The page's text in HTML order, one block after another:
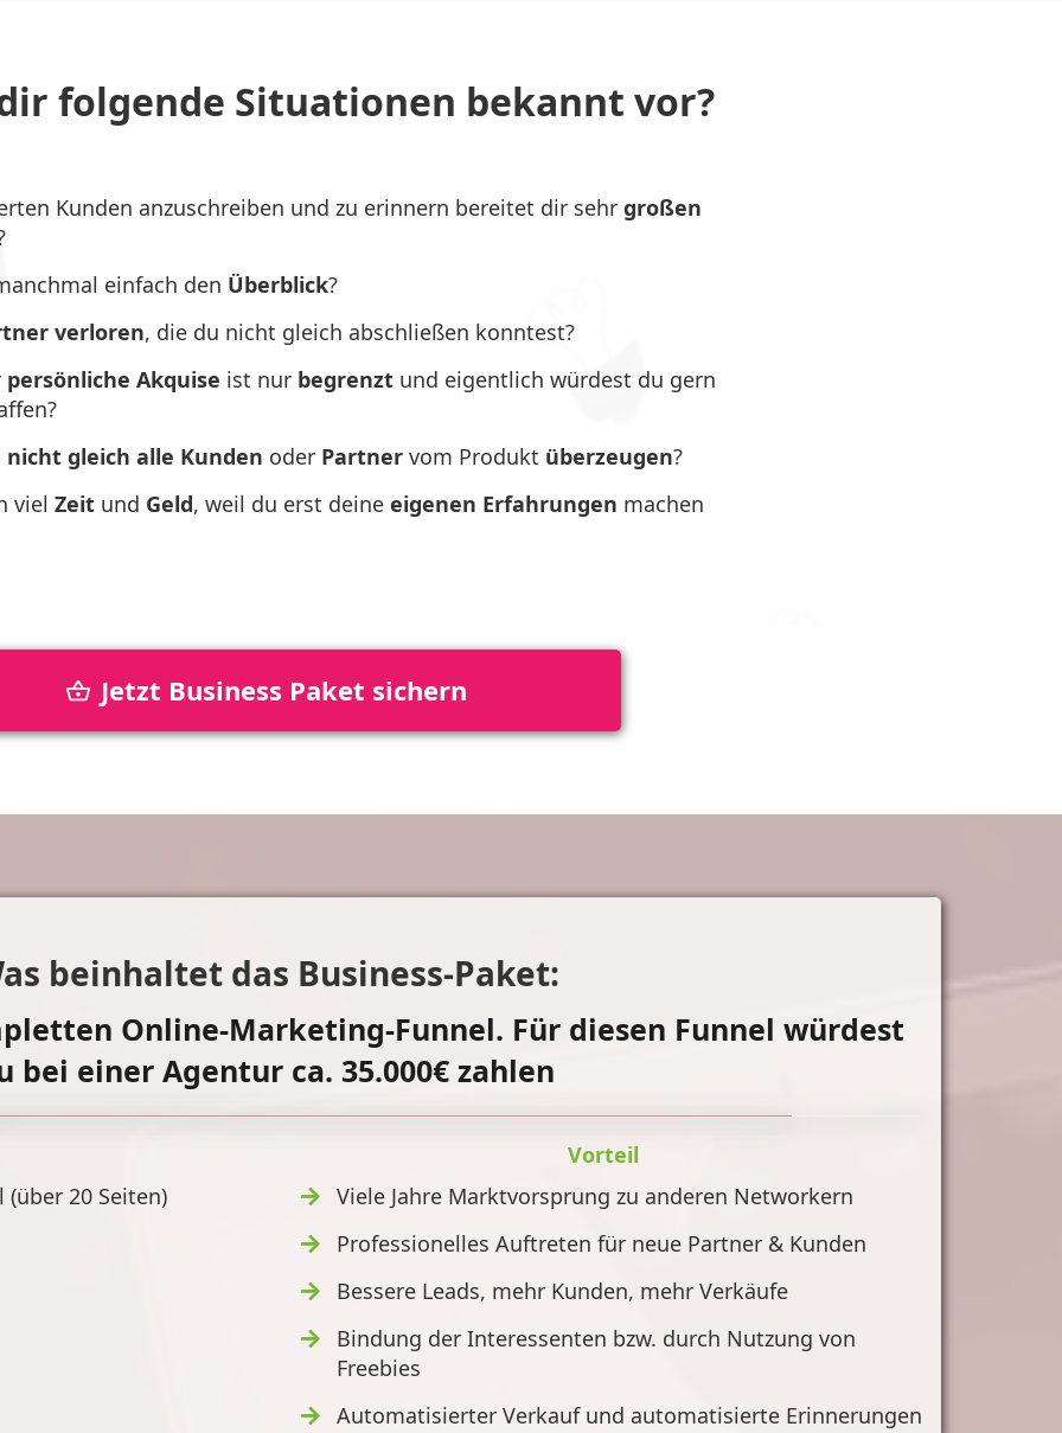
folgende Situationen bekannt vor?
Kunden anzuschreiben und zu erinnern bereitet dir sehr großen
einfach den Überblick?
verloren, die du nicht gleich abschließen konntest?
persönliche Akquise ist nur begrenzt und eigentlich würdest du gern
nicht gleich alle Kunden oder Partner vom Produkt überzeugen?
viel Zeit und Geld, weil du erst deine eigenen Erfahrungen machen
Jetzt Business Paket sichern
beinhaltet das Business-Paket:
Online-Marketing-Funnel. Für diesen Funnel würdest
bei einer Agentur ca. 35.000€ zahlen
20 Seiten)
Vorteil
Viele Jahre Marktvorsprung zu anderen Networkern
Professionelles Auftreten für neue Partner & Kunden
Bessere Leads, mehr Kunden, mehr Verkäufe
Bindung der Interessenten bzw. durch Nutzung von
Freebies
Automatisierter Verkauf und automatisierte Erinnerungen